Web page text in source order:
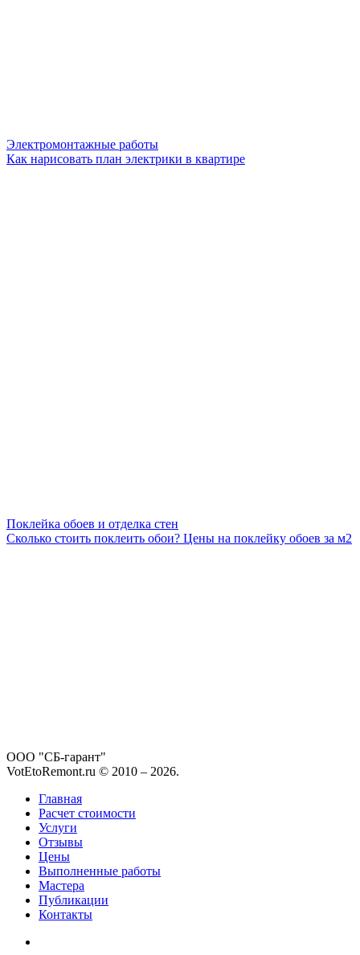
Электромонтажные работы
Как нарисовать план электрики в квартире
Поклейка обоев и отделка стен
Сколько стоить поклеить обои? Цены на поклейку обоев за м2
ООО "СБ-гарант"
VotEtoRemont.ru © 2010 – 2026.
Главная
Расчет стоимости
Услуги
Отзывы
Цены
Выполненные работы
Мастера
Публикации
Контакты